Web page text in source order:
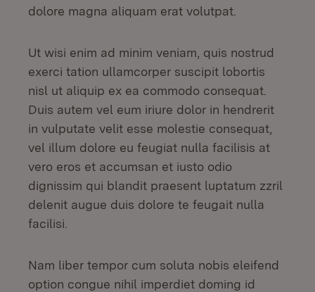
dolore magna aliquam erat volutpat.
Ut wisi enim ad minim veniam, quis nostrud
exerci tation ullamcorper suscipit lobortis
nisl ut aliquip ex ea commodo consequat.
Duis autem vel eum iriure dolor in hendrerit
in vulputate velit esse molestie consequat,
vel illum dolore eu feugiat nulla facilisis at
vero eros et accumsan et iusto odio
dignissim qui blandit praesent luptatum zzril
delenit augue duis dolore te feugait nulla
facilisi.
Nam liber tempor cum soluta nobis eleifend
option congue nihil imperdiet doming id